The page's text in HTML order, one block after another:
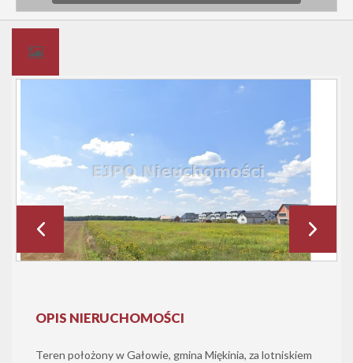
OPIS NIERUCHOMOŚCI
Teren położony w Gałowie, gmina Miękinia, za lotniskiem